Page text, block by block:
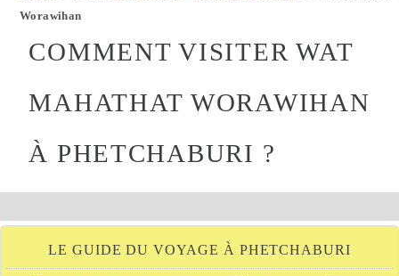
Worawihan
COMMENT VISITER WAT
MAHATHAT WORAWIHAN
À PHETCHABURI ?
LE GUIDE DU VOYAGE À PHETCHABURI